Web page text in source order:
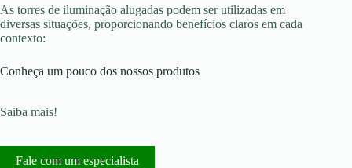
As torres de iluminação alugadas podem ser utilizadas em
diversas situações, proporcionando benefícios claros em cada
contexto:
Conheça um pouco dos nossos produtos
Saiba mais!
Fale com um especialista